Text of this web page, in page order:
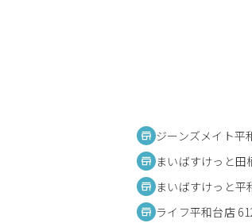
ジーンズメイト平
まいばすけっと田
まいばすけっと平
ライフ平和台店